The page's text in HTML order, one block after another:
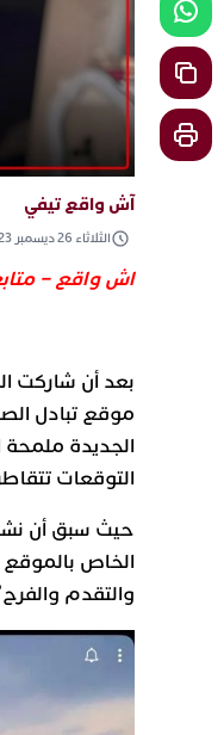
آش واقع تيفي
الثلاثاء 26 ديسمبر 2023 - 22:30
اش واقع –
بعد أن شاركت
موقع تبادل
الجديدة ملمحة
التوقعات
حيث سبق أن
والتقدم